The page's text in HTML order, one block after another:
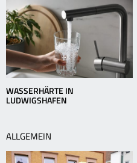
WASSERHÄRTE IN
LUDWIGSHAFEN
ALLGEMEIN